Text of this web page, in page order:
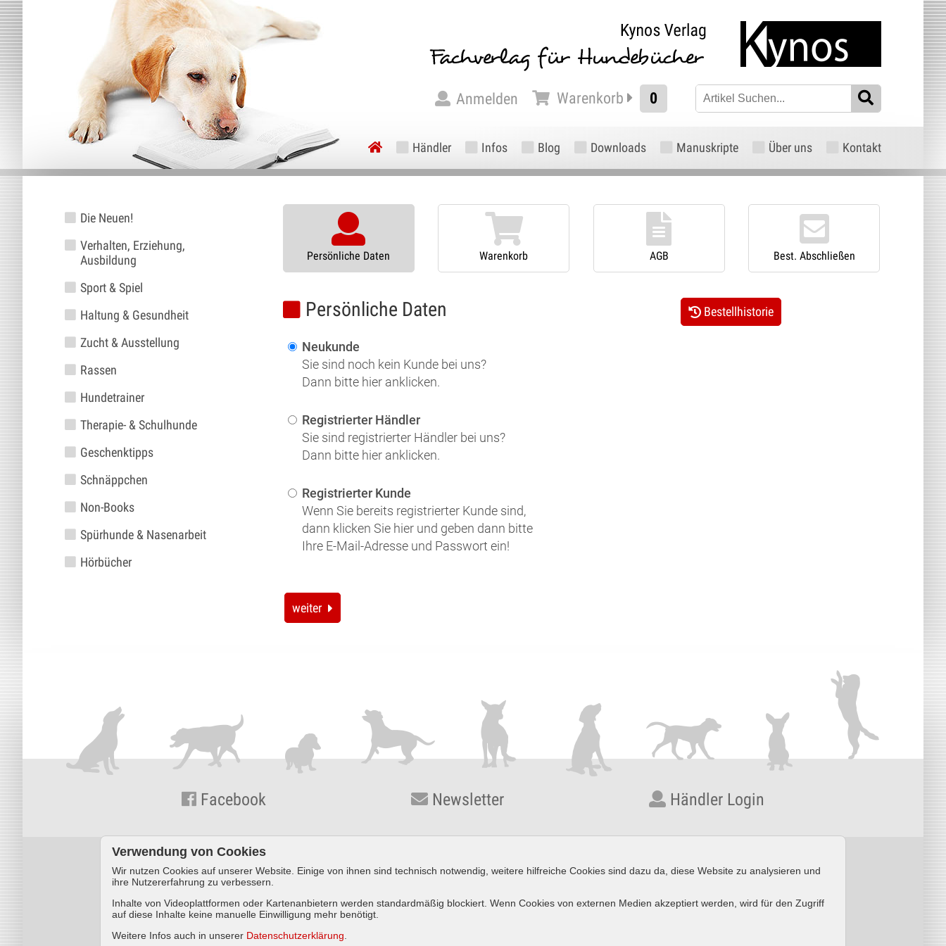
Die Neuen!
Verhalten, Erziehung,
Ausbildung
Sport & Spiel
Haltung & Gesundheit
Zucht & Ausstellung
Rassen
Hundetrainer
Therapie- & Schulhunde
Geschenktipps
Schnäppchen
Non-Books
Spürhunde & Nasenarbeit
Hörbücher
Persönliche Daten Warenkorb AGB Best. Abschließen
Persönliche Daten Bestellhistorie
Neukunde
Sie sind noch kein Kunde bei uns?
Dann bitte hier anklicken.
Registrierter Händler
Sie sind registrierter Händler bei uns?
Dann bitte hier anklicken.
Registrierter Kunde
Wenn Sie bereits registrierter Kunde sind,
dann klicken Sie hier und geben dann bitte
Ihre E-Mail-Adresse und Passwort ein!
weiter
Facebook Newsletter Händler Login
© KYNOS VERLAG Dr. Dieter Fleig GmbH · Konrad-Zuse-Straße 3 · D-54552 Nerdlen/Daun ·Telefon: +49 (0) 6592 957389-0·Fax: +49 (0) 6592 957389-20
Impressum Datenschutz AGB Widerrufsbelehrung
Anmelden Warenkorb 0
Händler Infos Blog Downloads Manuskripte Über uns Kontakt
Verwendung von Cookies
Wir nutzen Cookies auf unserer Website. Einige von ihnen sind technisch notwendig, weitere hilfreiche Cookies sind dazu da, diese Website zu analysieren und
ihre Nutzererfahrung zu verbessern.
Inhalte von Videoplattformen oder Kartenanbietern werden standardmäßig blockiert. Wenn Cookies von externen Medien akzeptiert werden, wird für den Zugriff
auf diese Inhalte keine manuelle Einwilligung mehr benötigt.
Weitere Infos auch in unserer Datenschutzerklärung